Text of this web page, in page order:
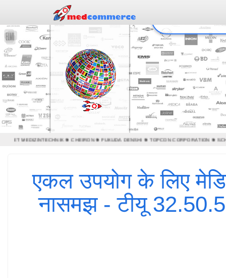
MEDIZINTECHNIK ❃ CHEIRON ❃ FUKUDA DENSHI ❃ TOPCON CORPORATION ❃
एकल उपयोग के लिए
नासमझ - टीयू